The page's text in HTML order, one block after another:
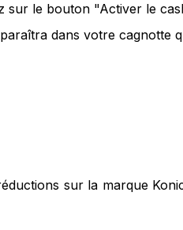
sur le bouton "Activer le
dans votre cagnotte
sur la marque